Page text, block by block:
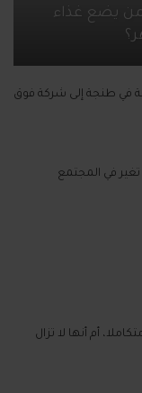
يضع غذاء
في طنجة إلى شركة فوق
في المجتمع
أم أنها لا تزال